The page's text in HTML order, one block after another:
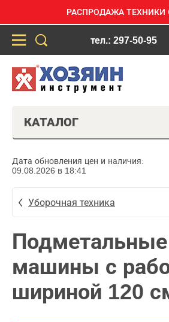
РАСПРОДАЖА ТЕХНИКИ
тел.: 297-50-95
КАТАЛОГ
Дата обновления цен и наличия:
09.08.2026 в 18:41
Уборочная техника
Подметальные
машины с
шириной 120